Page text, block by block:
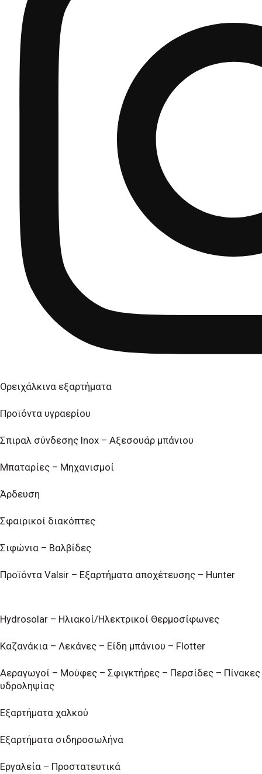
Ορειχάλκινα εξαρτήματα
Προϊόντα υγραερίου
Σπιραλ σύνδεσης Inox – Αξεσουάρ μπάνιου
Μπαταρίες – Μηχανισμοί
Άρδευση
Σφαιρικοί διακόπτες
Σιφώνια – Βαλβίδες
Προϊόντα Valsir – Εξαρτήματα αποχέτευσης – Hunter
Hydrosolar – Ηλιακοί/Ηλεκτρικοί Θερμοσίφωνες
Καζανάκια – Λεκάνες – Είδη μπάνιου – Flotter
Αεραγωγοί – Μούφες – Σφιγκτήρες – Περσίδες – Πίνακες
υδροληψίας
Εξαρτήματα χαλκού
Εξαρτήματα σιδηροσωλήνα
Εργαλεία – Προστατευτικά